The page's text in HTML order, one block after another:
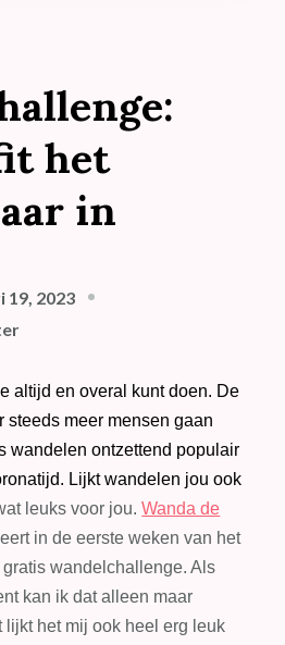
het
in
19, 2023
op
wandelchallenge:
Wandel
fit
het
nieuwe
jaar
in
altijd en overal kunt doen. De
steeds meer mensen gaan
wandelen ontzettend populair
Lijkt wandelen jou ook
leuks voor jou.Wanda de
in de eerste weken van het
wandelchallenge. Als
kan ik dat alleen maar
lijkt het mij ook heel erg leuk